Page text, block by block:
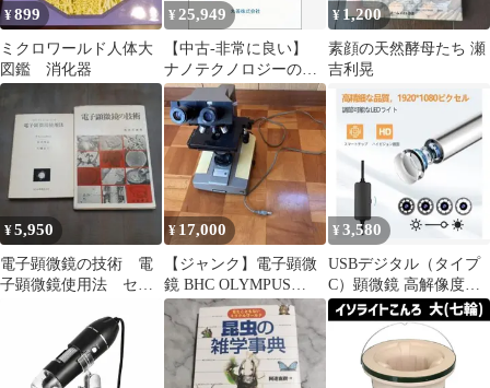
¥899
ミクロワールド人体大
図鑑 消化器
¥ 25,949
【中古-非常に良い】
ナノテクノロジーのた
めの走査電子顕微鏡
(表面分析技術選書)
¥ 1,200
素顔の天然酵母たち 瀬
吉利晃
¥5,950
電子顕微鏡の技術 電
子顕微鏡使用法 セッ
¥ 17,000
【ジャンク】電子顕微
鏡 BHC OLYMPUS
BH☆
¥3,580
USBデジタル（タイプ
C）顕微鏡 高解像度
1920x1080